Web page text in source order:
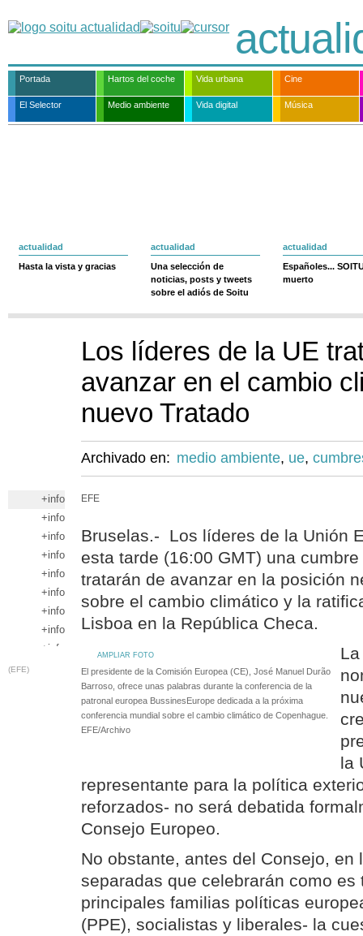
Portada Hartos del coche Vida urbana Cine
El Selector Medio ambiente Vida digital Música
actualidad
Hasta la vista y gracias
actualidad
Una selección de
noticias, posts y tweets
sobre el adiós de Soitu
actualidad
Españoles...
muerto
Los líderes de la UE
avanzar en el cambio
nuevo Tratado
Archivado en: medio ambiente, ue,
+info
+info
+info
+info
+info
+info
+info
+info
+info
EFE
Bruselas.- Los líderes de la Unión
esta tarde (16:00 GMT) una
tratarán de avanzar en la posición
sobre el cambio climático y la
Lisboa en la República Checa.
AMPLIAR FOTO
(EFE)
El presidente de la Comisión Europea (CE), José Manuel Durão
Barroso, ofrece unas palabras durante la conferencia de la
patronal europea BussinesEurope dedicada a la próxima
conferencia mundial sobre el cambio climático de Copenhague.
EFE/Archivo
la
representante para la política
reforzados- no será debatida
Consejo Europeo.
No obstante, antes del Consejo, en
separadas que celebrarán como es
principales familias políticas
(PPE), socialistas y liberales- la